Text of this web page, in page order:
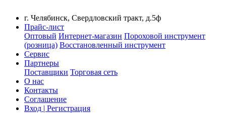
г. Челябинск, Свердловский тракт, д.5ф
Прайс-лист
Оптовый Интернет-магазин Пороховой инструмент
(розница) Восстановленный инструмент
Сервис
Партнеры
Поставщики Торговая сеть
О нас
Контакты
Соглашение
Вход | Регистрация